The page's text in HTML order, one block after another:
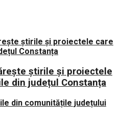
știrile și proiectele
din județul Constanța